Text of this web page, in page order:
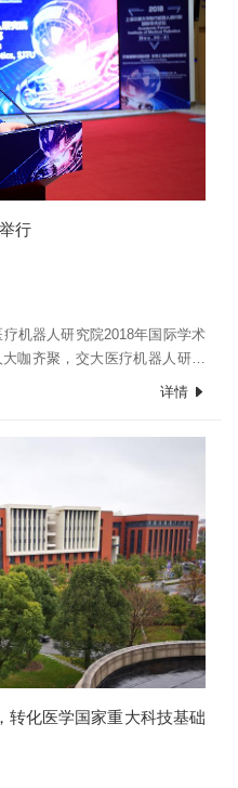
器人研究院——仁济医院联合研
行
机器人研究院2018年国际学术
咖齐聚，交大医疗机器人研究
，针对肿瘤、心血管、脑卒中
属仁济医院、附属九院、附属
心揭牌，助力医疗机器人研究
详情
转化医学国家重大科技基础